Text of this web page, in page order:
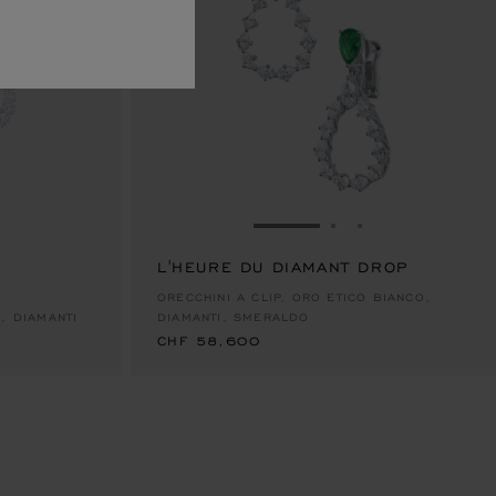
1
DIAMANTI
VAI ALLA SLIDE 1
L'HEURE DU DIAMANT DROP
ORECCHINI A CLIP, ORO ETICO BIANCO,
DIAMANTI, SMERALDO
CHF 58,600